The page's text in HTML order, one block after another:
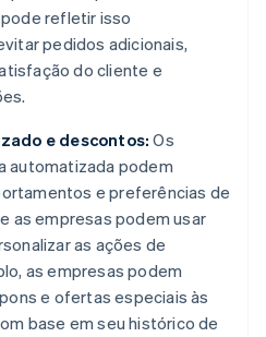
refletir isso
pedidos adicionais,
do cliente e
e descontos: Os
automatizada podem
e preferências de
as empresas podem usar
as ações de
as empresas podem
e ofertas especiais às
base em seu histórico de